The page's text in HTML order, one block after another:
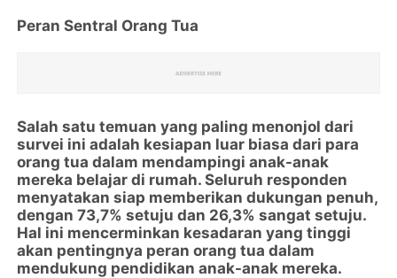
Peran Sentral Orang Tua
Salah satu temuan yang paling menonjol dari
survei ini adalah kesiapan luar biasa dari para
orang tua dalam mendampingi anak-anak
mereka belajar di rumah. Seluruh responden
menyatakan siap memberikan dukungan penuh,
dengan 73,7% setuju dan 26,3% sangat setuju.
Hal ini mencerminkan kesadaran yang tinggi
akan pentingnya peran orang tua dalam
mendukung pendidikan anak-anak mereka.